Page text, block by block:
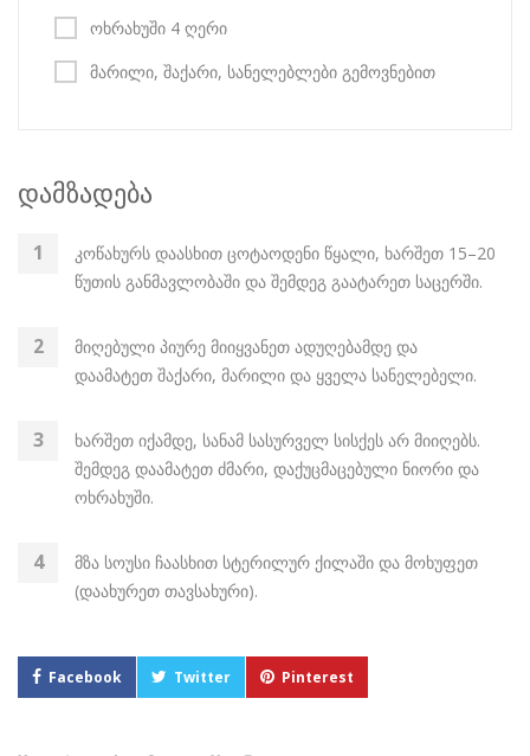
ოხრახუში 4 ღერი
მარილი, შაქარი, სანელებლები გემოვნებით
დამზადება
კოწახურს დაასხით ცოტაოდენი წყალი, ხარშეთ 15–20
წუთის განმავლობაში და შემდეგ გაატარეთ საცერში.
მიღებული პიურე მიიყვანეთ ადუღებამდე და
დაამატეთ შაქარი, მარილი და ყველა სანელებელი.
ხარშეთ იქამდე, სანამ სასურველ სისქეს არ მიიღებს.
შემდეგ დაამატეთ ძმარი, დაქუცმაცებული ნიორი და
ოხრახუში.
მზა სოუსი ჩაასხით სტერილურ ქილაში და მოხუფეთ
(დაახურეთ თავსახური).
Facebook Twitter Pinterest